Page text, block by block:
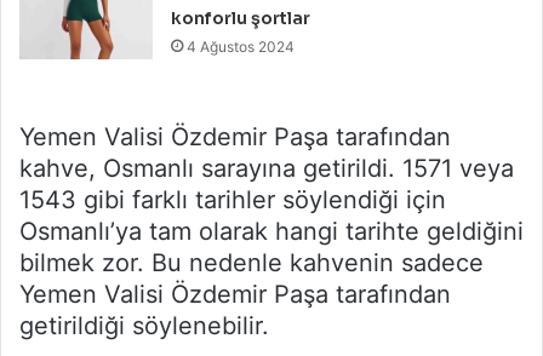
konforlu şortlar
4 Ağustos 2024
Yemen Valisi Özdemir Paşa tarafından
kahve, Osmanlı sarayına getirildi. 1571 veya
1543 gibi farklı tarihler söylendiği için
Osmanlı’ya tam olarak hangi tarihte geldiğini
bilmek zor. Bu nedenle kahvenin sadece
Yemen Valisi Özdemir Paşa tarafından
getirildiği söylenebilir.